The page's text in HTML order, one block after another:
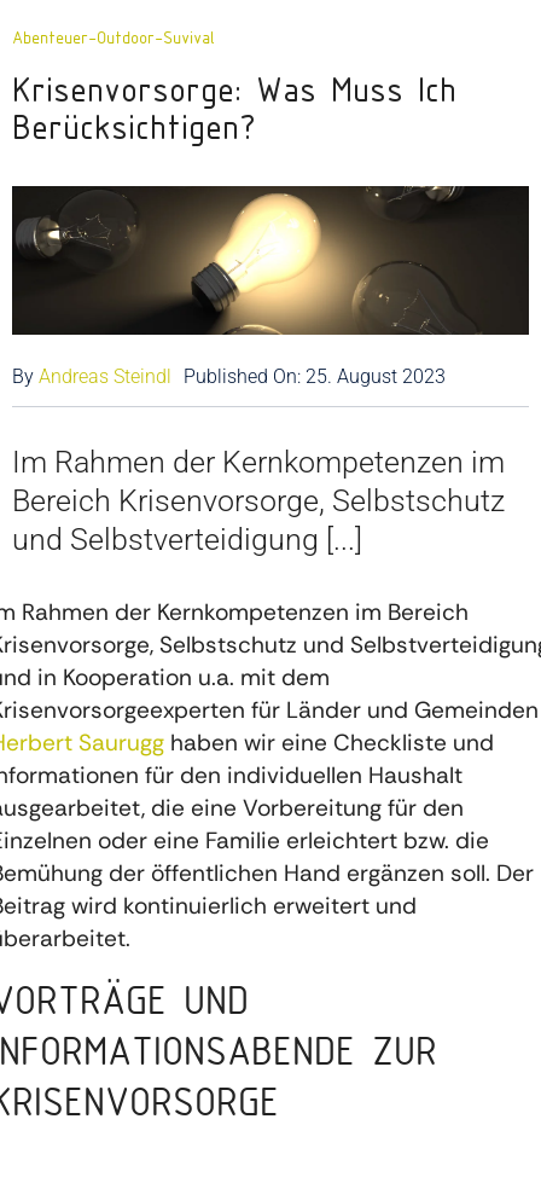
ÜBER UNS
KONTAKT
Abenteuer-Outdoor-Suvival
Krisenvorsorge: Was Muss Ich
Berücksichtigen?
By Andreas Steindl Published On: 25. August 2023
Im Rahmen der Kernkompetenzen im
Bereich Krisenvorsorge, Selbstschutz
und Selbstverteidigung [...]
Rahmen der Kernkompetenzen im Bereich
Selbstschutz und
in Kooperation u.a. mit dem
für Länder und Gemeinden
Saurugg haben wir eine Checkliste und
für den individuellen Haushalt
die eine Vorbereitung für den
oder eine Familie erleichtert bzw. die
der öffentlichen Hand ergänzen soll. Der
wird kontinuierlich erweitert und
UND
ZUR